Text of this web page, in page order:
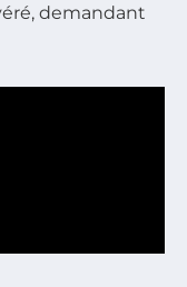
demandant